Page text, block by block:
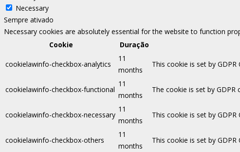
Necessary
Sempre ativado
Necessary cookies are absolutely essential for the website to function
Cookie
Duração
cookielawinfo-checkbox-analytics
11
months
This cookie is set by
cookielawinfo-checkbox-functional
11
months
The cookie is set by
cookielawinfo-checkbox-necessary
11
months
This cookie is set by
cookielawinfo-checkbox-others
11
months
This cookie is set by